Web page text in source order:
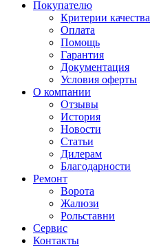
Покупателю
Критерии качества
Оплата
Помощь
Гарантия
Документация
Условия оферты
О компании
Отзывы
История
Новости
Статьи
Дилерам
Благодарности
Ремонт
Ворота
Жалюзи
Рольставни
Сервис
Контакты